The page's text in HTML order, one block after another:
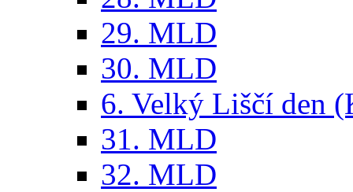
29. MLD
30. MLD
6. Velký Liščí den
31. MLD
32. MLD